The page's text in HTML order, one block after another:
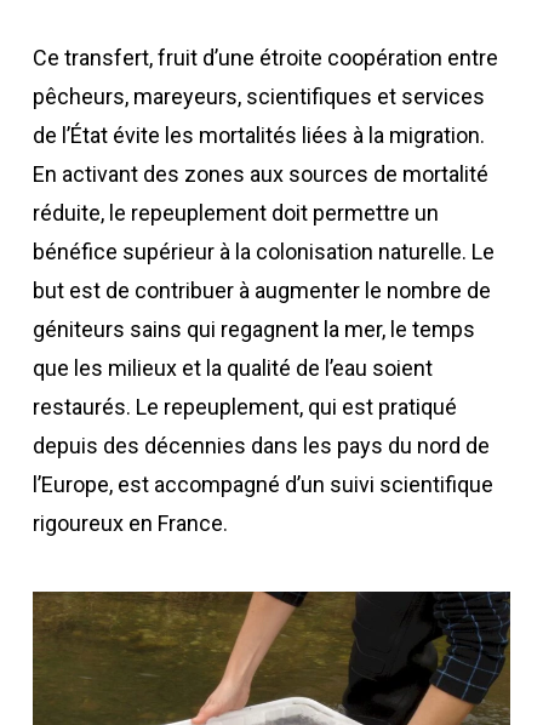
Ce transfert, fruit d’une étroite coopération entre
pêcheurs, mareyeurs, scientifiques et services
de l’État évite les mortalités liées à la migration.
En activant des zones aux sources de mortalité
réduite, le repeuplement doit permettre un
bénéfice supérieur à la colonisation naturelle. Le
but est de contribuer à augmenter le nombre de
géniteurs sains qui regagnent la mer, le temps
que les milieux et la qualité de l’eau soient
restaurés. Le repeuplement, qui est pratiqué
depuis des décennies dans les pays du nord de
l’Europe, est accompagné d’un suivi scientifique
rigoureux en France.